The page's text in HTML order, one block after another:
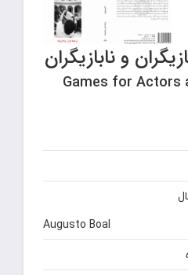
و نابازیگران
Games for Actors
Augusto Boal